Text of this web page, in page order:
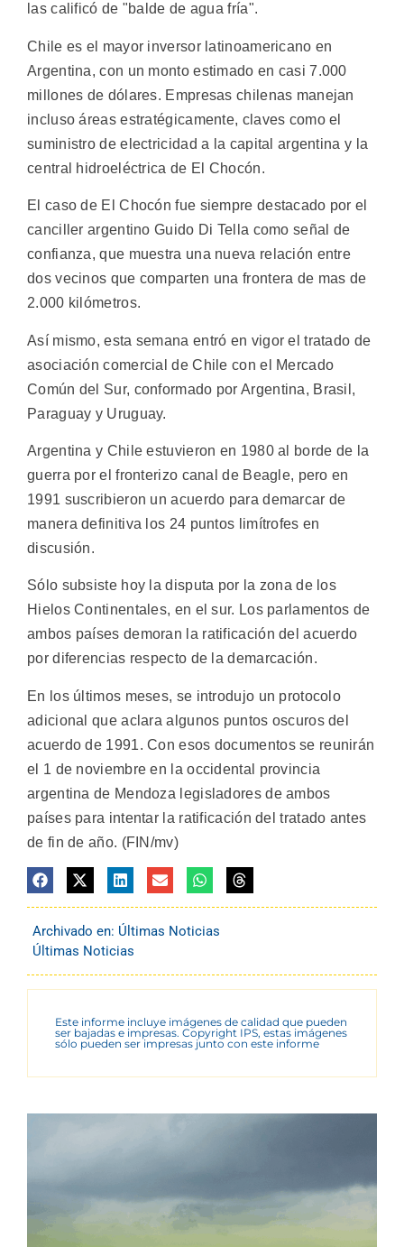
las calificó de "balde de agua fría".
Chile es el mayor inversor latinoamericano en
Argentina, con un monto estimado en casi 7.000
millones de dólares. Empresas chilenas manejan
incluso áreas estratégicamente, claves como el
suministro de electricidad a la capital argentina y la
central hidroeléctrica de El Chocón.
El caso de El Chocón fue siempre destacado por el
canciller argentino Guido Di Tella como señal de
confianza, que muestra una nueva relación entre
dos vecinos que comparten una frontera de mas de
2.000 kilómetros.
Así mismo, esta semana entró en vigor el tratado de
asociación comercial de Chile con el Mercado
Común del Sur, conformado por Argentina, Brasil,
Paraguay y Uruguay.
Argentina y Chile estuvieron en 1980 al borde de la
guerra por el fronterizo canal de Beagle, pero en
1991 suscribieron un acuerdo para demarcar de
manera definitiva los 24 puntos limítrofes en
discusión.
Sólo subsiste hoy la disputa por la zona de los
Hielos Continentales, en el sur. Los parlamentos de
ambos países demoran la ratificación del acuerdo
por diferencias respecto de la demarcación.
En los últimos meses, se introdujo un protocolo
adicional que aclara algunos puntos oscuros del
acuerdo de 1991. Con esos documentos se reunirán
el 1 de noviembre en la occidental provincia
argentina de Mendoza legisladores de ambos
países para intentar la ratificación del tratado antes
de fin de año. (FIN/mv)
Archivado en: Últimas Noticias
Últimas Noticias
Este informe incluye imágenes de calidad que pueden
ser bajadas e impresas. Copyright IPS, estas imágenes
sólo pueden ser impresas junto con este informe